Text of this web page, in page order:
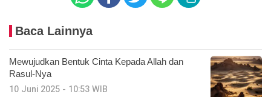
Baca Lainnya
Mewujudkan Bentuk Cinta Kepada Allah dan
Rasul-Nya
10 Juni 2025 - 10:53 WIB